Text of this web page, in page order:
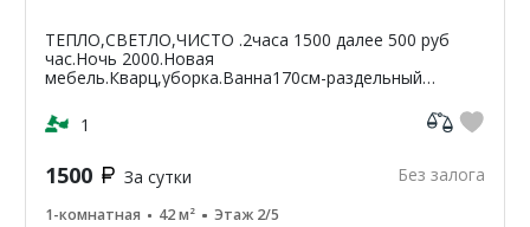
ТЕПЛО,СВЕТЛО,ЧИСТО .2часа 1500 далее 500 руб
час.Ночь 2000.Новая
мебель.Кварц,уборка.Ванна170см-раздельный
кв-42м2.ЦУМ,Шайба,Аптеки,банкомат-Сбербанк
ВТБ,Пятерочка.Чи...
1
1500 За сутки Без залога
1-комнатная 42 м² Этаж 2/5